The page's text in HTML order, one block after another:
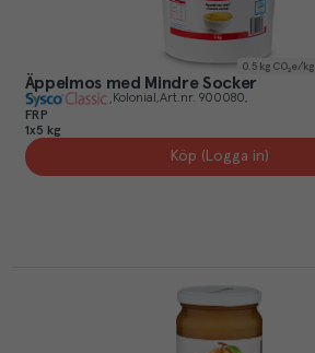
0.5 kg CO₂e/kg
Äppelmos med Mindre Socker
Kolonial Art.nr. 900080
FRP
1x5 kg
Köp (Logga in)